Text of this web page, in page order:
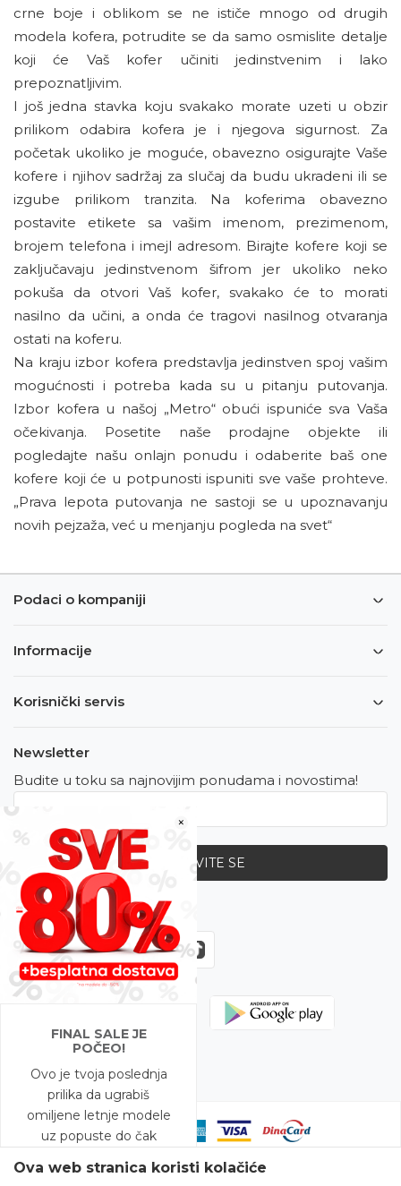
×
FINAL SALE JE
POČEO!
Ovo je tvoja poslednja
prilika da ugrabiš
omiljene letnje modele
uz popuste do čak
crne boje i oblikom se ne ističe mnogo od drugih
modela kofera, potrudite se da samo osmislite detalje
koji će Vaš kofer učiniti jedinstvenim i lako
prepoznatljivim.
I još jedna stavka koju svakako morate uzeti u obzir
prilikom odabira kofera je i njegova sigurnost. Za
početak ukoliko je moguće, obavezno osigurajte Vaše
kofere i njihov sadržaj za slučaj da budu ukradeni ili se
izgube prilikom tranzita. Na koferima obavezno
postavite etikete sa vašim imenom, prezimenom,
brojem telefona i imejl adresom. Birajte kofere koji se
zaključavaju jedinstvenom šifrom jer ukoliko neko
pokuša da otvori Vaš kofer, svakako će to morati
nasilno da učini, a onda će tragovi nasilnog otvaranja
ostati na koferu.
Na kraju izbor kofera predstavlja jedinstven spoj vašim
mogućnosti i potreba kada su u pitanju putovanja.
Izbor kofera u našoj „Metro“ obući ispuniće sva Vaša
očekivanja. Posetite naše prodajne objekte ili
pogledajte našu onlajn ponudu i odaberite baš one
kofere koji će u potpunosti ispuniti sve vaše prohteve.
„Prava lepota putovanja ne sastoji se u upoznavanju
novih pejzaža, već u menjanju pogleda na svet“
Podaci o kompaniji
Informacije
Korisnički servis
Newsletter
Budite u toku sa najnovijim ponudama i novostima!
PRIJAVITE SE
Zapratite nas
Ova web stranica koristi kolačiće